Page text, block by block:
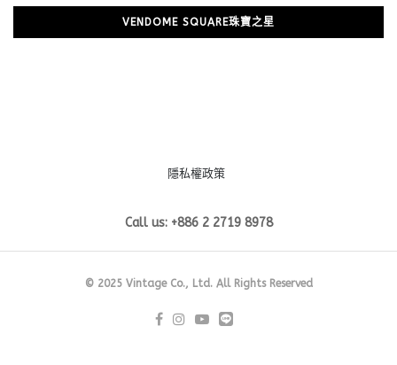
VENDOME SQUARE珠寶之星
隱私權政策
Call us: +886 2 2719 8978
© 2025 Vintage Co., Ltd. All Rights Reserved